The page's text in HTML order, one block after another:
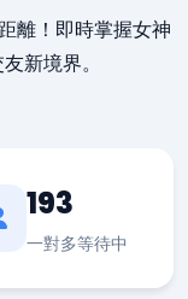
離！即時掌握女神
新境界。
193
一對多等待中